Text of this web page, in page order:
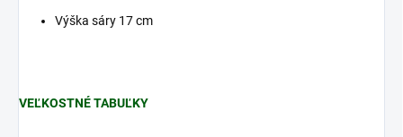
Výška sáry 17 cm
VEĽKOSTNÉ TABUĽKY